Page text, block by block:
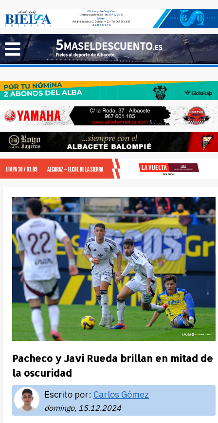
Pacheco y Javi Rueda brillan en mitad de
la oscuridad
Escrito por: Carlos Gómez
domingo, 15.12.2024